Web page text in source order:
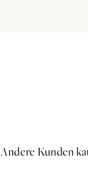
Andere Kunden